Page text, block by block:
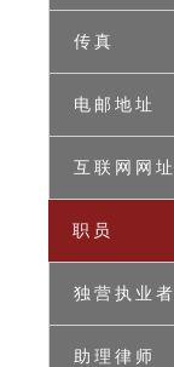
传 真
电 邮 地 址
互 联 网 网 址
职 员
独 营 执 业 者
助 理 律 师